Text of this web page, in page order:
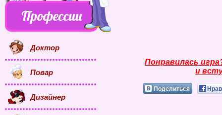
Понравилась
и
Поделиться
Доктор
Повар
Дизайнер